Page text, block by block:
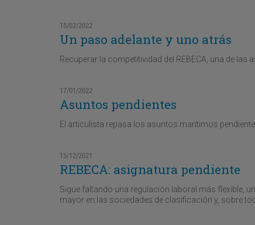
15/02/2022
Un paso adelante y uno atrás
Recuperar la competitividad del REBECA, una de
17/01/2022
Asuntos pendientes
El articulista repasa los asuntos marítimos
15/12/2021
REBECA: asignatura pendiente
Sigue faltando una regulación laboral más flexible,
mayor en las sociedades de clasificación y, sobre